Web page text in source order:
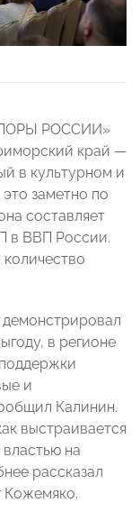
РОССИИ»
край —
в культурном и
заметно по
составляет
в ВВП России.
в регионе
и
Калинин.
выстраивается
на
рассказал
Кожемяко.